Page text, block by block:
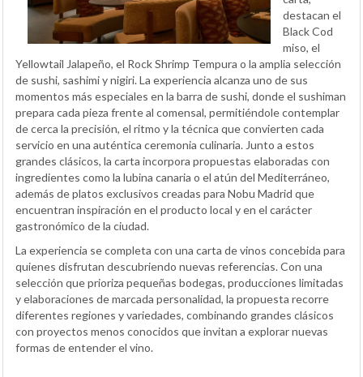
destacan el
Black Cod
miso, el
Yellowtail Jalapeño, el Rock Shrimp Tempura o la amplia selección
de sushi, sashimi y nigiri. La experiencia alcanza uno de sus
momentos más especiales en la barra de sushi, donde el sushiman
prepara cada pieza frente al comensal, permitiéndole contemplar
de cerca la precisión, el ritmo y la técnica que convierten cada
servicio en una auténtica ceremonia culinaria. Junto a estos
grandes clásicos, la carta incorpora propuestas elaboradas con
ingredientes como la lubina canaria o el atún del Mediterráneo,
además de platos exclusivos creadas para Nobu Madrid que
encuentran inspiración en el producto local y en el carácter
gastronómico de la ciudad.
La experiencia se completa con una carta de vinos concebida para
quienes disfrutan descubriendo nuevas referencias. Con una
selección que prioriza pequeñas bodegas, producciones limitadas
y elaboraciones de marcada personalidad, la propuesta recorre
diferentes regiones y variedades, combinando grandes clásicos
con proyectos menos conocidos que invitan a explorar nuevas
formas de entender el vino.